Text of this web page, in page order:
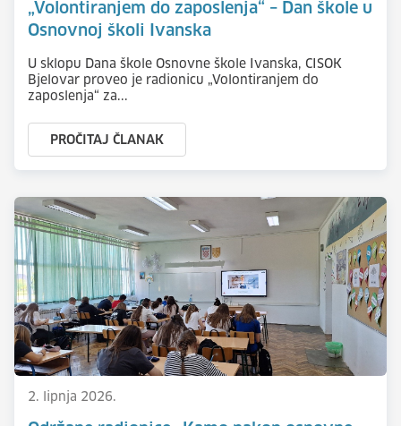
„Volontiranjem do zaposlenja“ – Dan škole u
Osnovnoj školi Ivanska
U sklopu Dana škole Osnovne škole Ivanska, CISOK
Bjelovar proveo je radionicu „Volontiranjem do
zaposlenja“ za...
PROČITAJ ČLANAK
2. lipnja 2026.